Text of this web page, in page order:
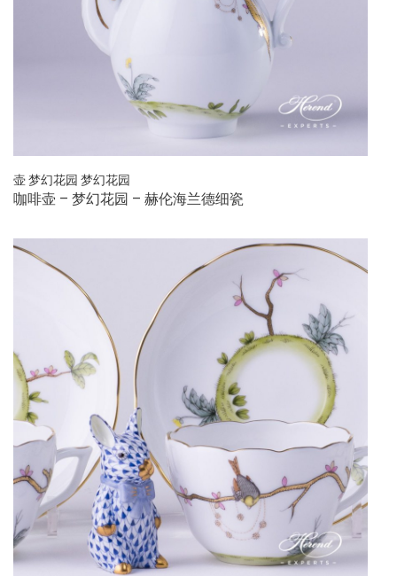
壶梦幻花园 梦幻花园
咖啡壶 – 梦幻花园 – 赫伦海兰德细瓷